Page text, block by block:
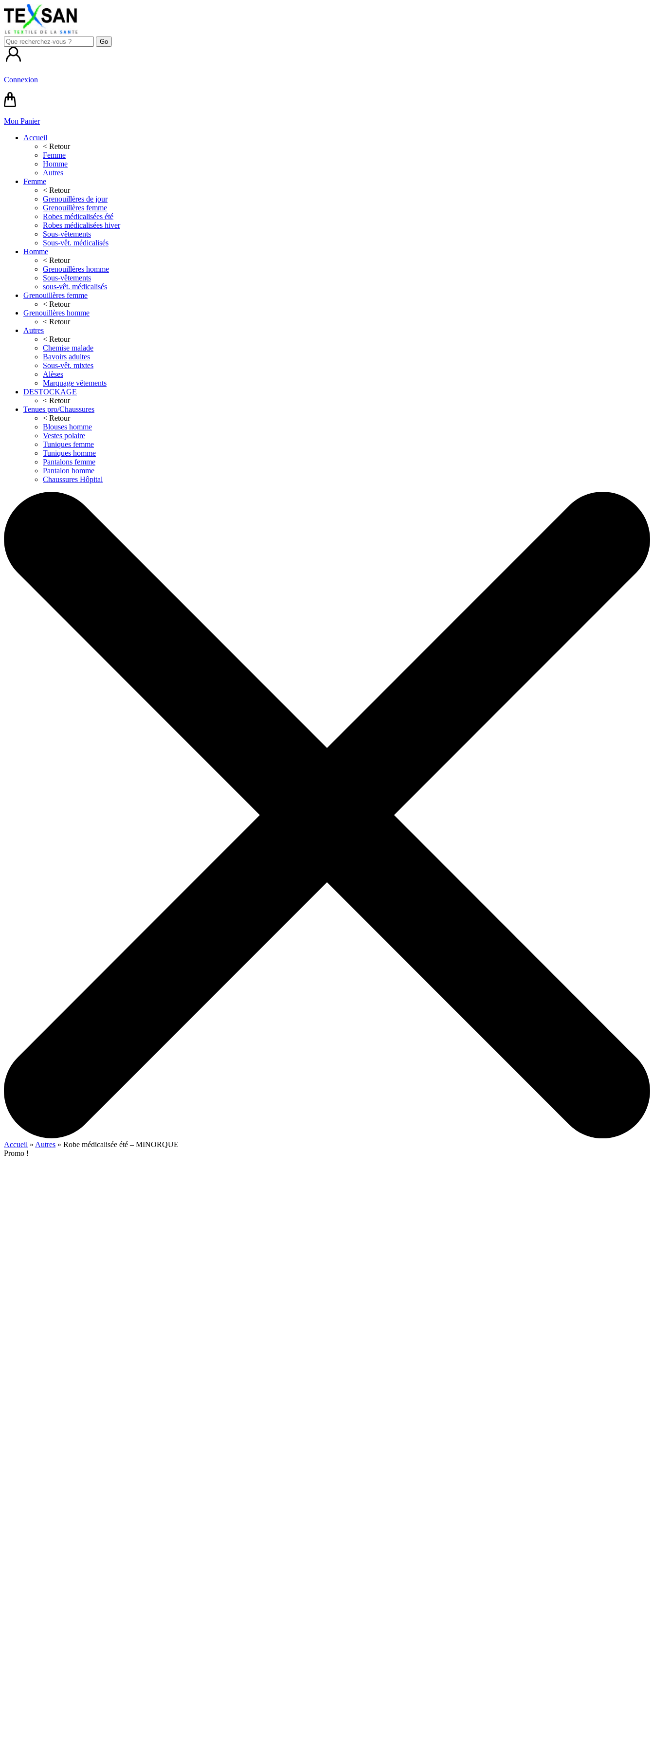
Connexion
Mon Panier
Accueil
< Retour
Femme
Homme
Autres
Femme
< Retour
Grenouillères de jour
Grenouillères femme
Robes médicalisées été
Robes médicalisées hiver
Sous-vêtements
Sous-vêt. médicalisés
Homme
< Retour
Grenouillères homme
Sous-vêtements
sous-vêt. médicalisés
Grenouillères femme
< Retour
Grenouillères homme
< Retour
Autres
< Retour
Chemise malade
Bavoirs adultes
Sous-vêt. mixtes
Alèses
Marquage vêtements
DESTOCKAGE
< Retour
Tenues pro/Chaussures
< Retour
Blouses homme
Vestes polaire
Tuniques femme
Tuniques homme
Pantalons femme
Pantalon homme
Chaussures Hôpital
Accueil » Autres » Robe médicalisée été – MINORQUE
Promo !